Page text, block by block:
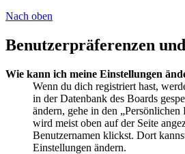
Nach oben
Benutzerpräferenzen
Wie kann ich meine Einstellungen
Wenn du dich registriert hast,
in der Datenbank des Boards
ändern, gehe in den
wird meist oben auf der Seite
Benutzernamen klickst. Dort
Einstellungen ändern.